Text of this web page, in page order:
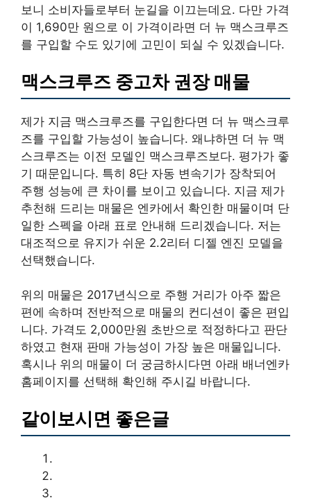
보니 소비자들로부터 눈길을 이끄는데요. 다만 가격
이 1,690만 원으로 이 가격이라면 더 뉴 맥스크루즈
를 구입할 수도 있기에 고민이 되실 수 있겠습니다.
맥스크루즈 중고차 권장 매물
제가 지금 맥스크루즈를 구입한다면 더 뉴 맥스크루
즈를 구입할 가능성이 높습니다. 왜냐하면 더 뉴 맥
스크루즈는 이전 모델인 맥스크루즈보다. 평가가 좋
기 때문입니다. 특히 8단 자동 변속기가 장착되어
주행 성능에 큰 차이를 보이고 있습니다. 지금 제가
추천해 드리는 매물은 엔카에서 확인한 매물이며 단
일한 스펙을 아래 표로 안내해 드리겠습니다. 저는
대조적으로 유지가 쉬운 2.2리터 디젤 엔진 모델을
선택했습니다.
위의 매물은 2017년식으로 주행 거리가 아주 짧은
편에 속하며 전반적으로 매물의 컨디션이 좋은 편입
니다. 가격도 2,000만원 초반으로 적정하다고 판단
하였고 현재 판매 가능성이 가장 높은 매물입니다.
혹시나 위의 매물이 더 궁금하시다면 아래 배너엔카
홈페이지를 선택해 확인해 주시길 바랍니다.
같이보시면 좋은글